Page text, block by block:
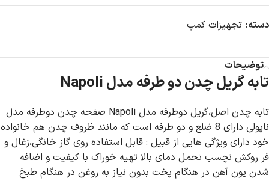
دسته: تجهیزات کمپ
توضیحات
تابه گریل چدن دو طرفه مدل Napoli
تابه چدن اصل،گریل دوطرفه مدل Napoli صفحه چدن دوطرفه مدل
ناپولی دارای 8 ضلع و دو طرفه است که مانند ظروف چدن هم خانواده
خود دارای ویژگی هایی از قبیل : قابل استفاده روی گاز خانگی،زغال و
فر روکش نچسب تحمل دمای بالا تهیه خوراک با کیفیت و اضافه
شدن یون آهن در هنگام پخت بدون نیاز به روغن در هنگام طبخ